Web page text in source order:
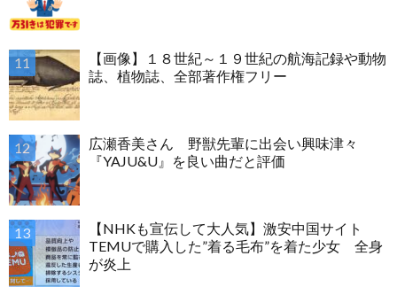
【画像】１８世紀～１９世紀の航海記録や動物
誌、植物誌、全部著作権フリー
広瀬香美さん 野獣先輩に出会い興味津々
『YAJU&U』を良い曲だと評価
【NHKも宣伝して大人気】激安中国サイト
TEMUで購入した”着る毛布”を着た少女 全身
が炎上